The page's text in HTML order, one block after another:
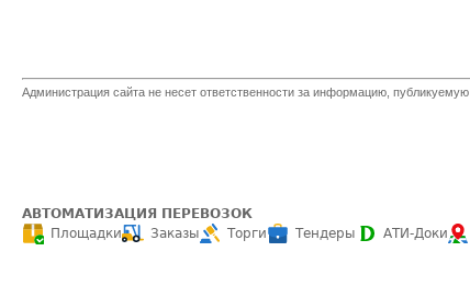
Администрация сайта не несет ответственности за информацию,
АВТОМАТИЗАЦИЯ ПЕРЕВОЗОК
Площадки
Заказы Торги Тендеры АТИ-Доки